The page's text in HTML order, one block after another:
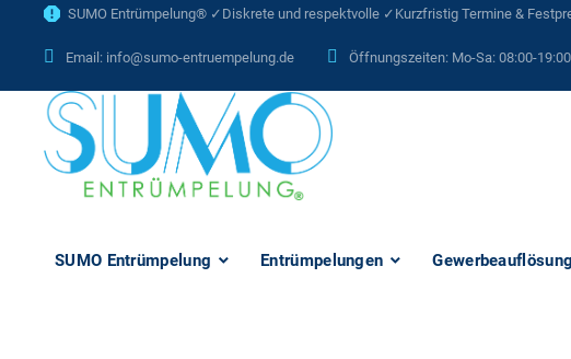
SUMO Entrümpelung® ✓Diskrete und respektvolle ✓Kurzfristig Termine &
Email: info@sumo-entruempelung.de Öffnungszeiten: Mo-Sa: 08:00-
SUMO Entrümpelung Entrümpelungen Gewerbeauflösung